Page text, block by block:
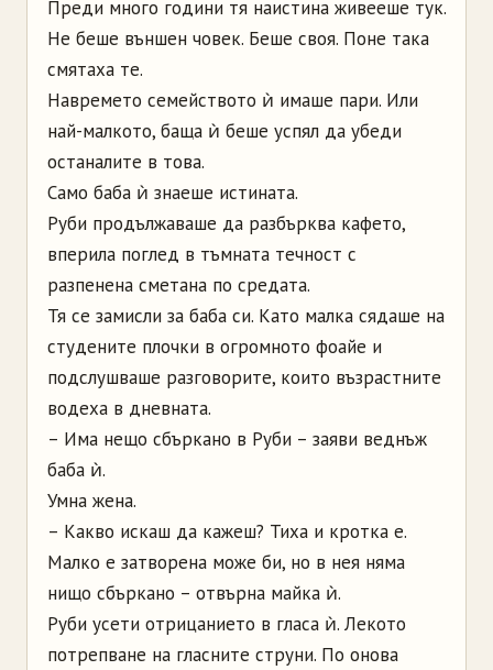
Преди много години тя наистина живееше тук.
Не беше външен човек. Беше своя. Поне така
смятаха те.
Навремето семейството ѝ имаше пари. Или
най-малкото, баща ѝ беше успял да убеди
останалите в това.
Само баба ѝ знаеше истината.
Руби продължаваше да разбърква кафето,
вперила поглед в тъмната течност с
разпенена сметана по средата.
Тя се замисли за баба си. Като малка сядаше на
студените плочки в огромното фоайе и
подслушваше разговорите, които възрастните
водеха в дневната.
– Има нещо сбъркано в Руби – заяви веднъж
баба ѝ.
Умна жена.
– Какво искаш да кажеш? Тиха и кротка е.
Малко е затворена може би, но в нея няма
нищо сбъркано – отвърна майка ѝ.
Руби усети отрицанието в гласа ѝ. Лекото
потрепване на гласните струни. По онова